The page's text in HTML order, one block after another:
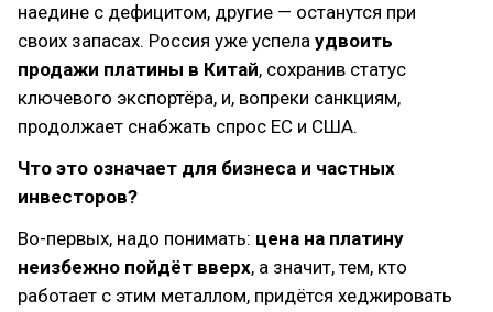
наедине с дефицитом, другие — останутся при
своих запасах. Россия уже успела удвоить
продажи платины в Китай, сохранив статус
ключевого экспортёра, и, вопреки санкциям,
продолжает снабжать спрос ЕС и США.
Что это означает для бизнеса и частных
инвесторов?
Во-первых, надо понимать: цена на платину
неизбежно пойдёт вверх, а значит, тем, кто
работает с этим металлом, придётся хеджировать